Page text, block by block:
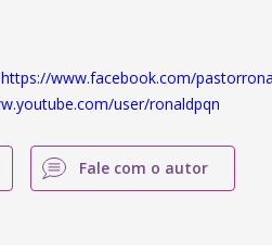
https://www.facebook.com/
user/ronaldpqn
Fale com o autor